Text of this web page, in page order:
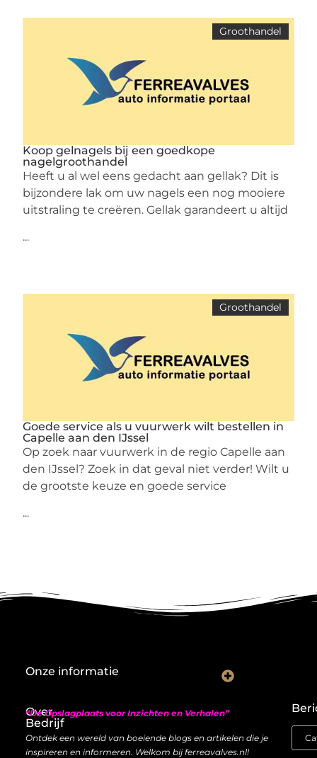
Groothandel
Koop gelnagels bij een goedkope
nagelgroothandel
Heeft u al wel eens gedacht aan gellak? Dit is
bijzondere lak om uw nagels een nog mooiere
uitstraling te creëren. Gellak garandeert u altijd
...
Groothandel
Goede service als u vuurwerk wilt bestellen in
Capelle aan den IJssel
Op zoek naar vuurwerk in de regio Capelle aan
den IJssel? Zoek in dat geval niet verder! Wilt u
de grootste keuze en goede service
...
Over
Bedrijf
“De Opslagplaats voor Inzichten en Verhalen”
Ontdek een wereld van boeiende blogs en artikelen die je
inspireren en informeren. Welkom bij ferreavalves.nl!
Onze informatie